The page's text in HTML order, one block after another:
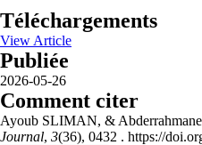
Téléchargements
View Article
Publiée
2026-05-26
Comment citer
Ayoub SLIMAN, & Abderrahmane
Journal, 3(36), 0432 . https://